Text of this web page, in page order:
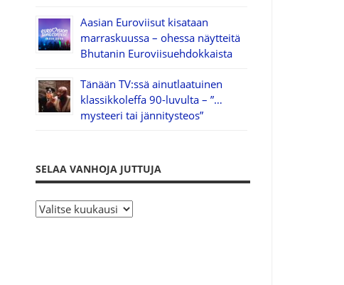
Aasian Euroviisut kisataan
marraskuussa – ohessa näytteitä
Bhutanin Euroviisuehdokkaista
Tänään TV:ssä ainutlaatuinen
klassikkoleffa 90-luvulta – ”…
mysteeri tai jännitysteos”
SELAA VANHOJA JUTTUJA
S